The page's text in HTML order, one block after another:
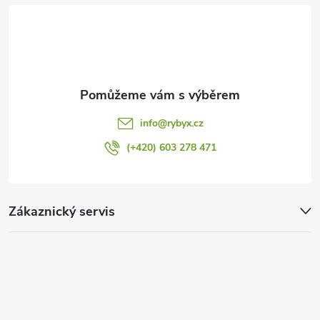
Zákaznický servis
info@rybyx.cz
(+420) 603 278 471